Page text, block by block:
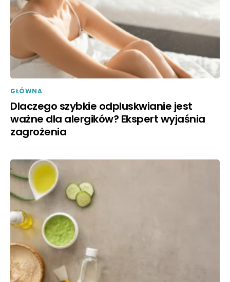
GŁÓWNA
Dlaczego szybkie odpluskwianie jest
ważne dla alergików? Ekspert wyjaśnia
zagrożenia